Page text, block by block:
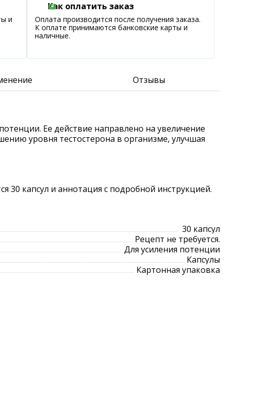
и
Как оплатить заказ
Оплата производится после получения заказа.
К оплате принимаются банковские карты и
наличные.
Отзывы
Ее действие направлено на увеличение
уровня тестостерона в организме, улучшая
30 капсул и аннотация с подробной инструкцией.
30 капсул
Рецепт не требуется.
Для усиления потенции
Капсулы
Картонная упаковка